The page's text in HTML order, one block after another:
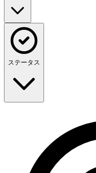
ステータス